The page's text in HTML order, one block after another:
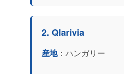
2. Qlarivia
産地：ハンガリー